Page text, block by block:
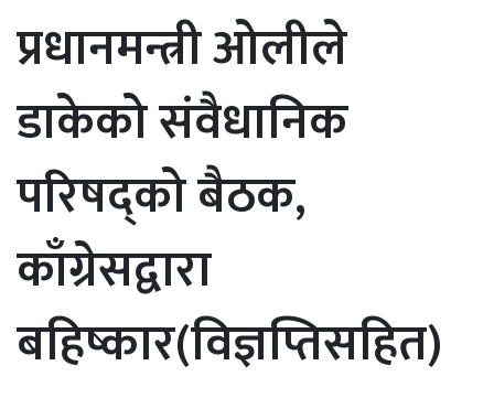
प्रधानमन्त्री ओलीले
डाकेको संवैधानिक
परिषद्को बैठक,
काँग्रेसद्वारा
बहिष्कार(विज्ञप्तिसहित)